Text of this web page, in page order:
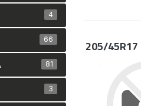
205/45R17
4
66
81
3